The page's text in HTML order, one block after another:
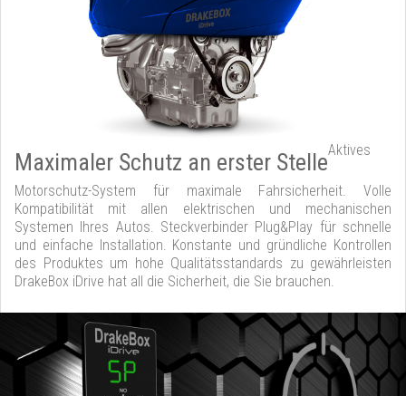
Maximaler Schutz an erster StelleAktives
Motorschutz-System für maximale Fahrsicherheit. Volle
Kompatibilität mit allen elektrischen und mechanischen
Systemen Ihres Autos. Steckverbinder Plug&Play für schnelle
und einfache Installation. Konstante und gründliche Kontrollen
des Produktes um hohe Qualitätsstandards zu gewährleisten
DrakeBox iDrive hat all die Sicherheit, die Sie brauchen.